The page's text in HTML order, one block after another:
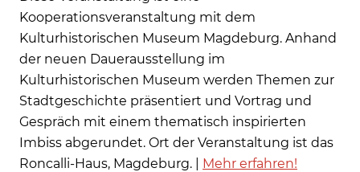
Kooperationsveranstaltung mit dem
Kulturhistorischen Museum Magdeburg. Anhand
der neuen Dauerausstellung im
Kulturhistorischen Museum werden Themen zur
Stadtgeschichte präsentiert und Vortrag und
Gespräch mit einem thematisch inspirierten
Imbiss abgerundet. Ort der Veranstaltung ist das
Roncalli-Haus, Magdeburg. | Mehr erfahren!